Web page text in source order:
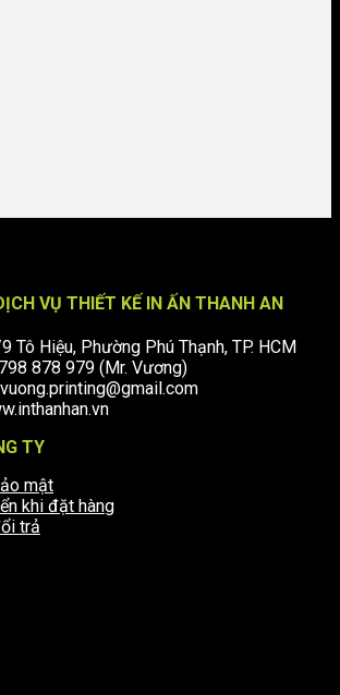
VỤ THIẾT KẾ IN ẤN THANH AN
Tô Hiệu, Phường Phú Thạnh, TP. HCM
878 979 (Mr. Vương)
TY
mật
khi đặt hàng
trả